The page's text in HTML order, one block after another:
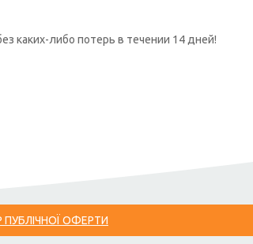
каких-либо потерь в течении 14 дней!
ПУБЛІЧНОЇ ОФЕРТИ